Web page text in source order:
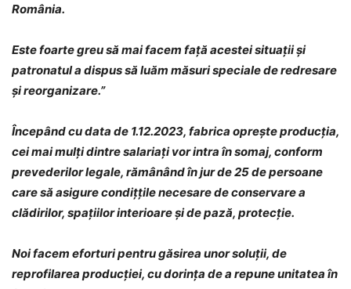
România.
Este foarte greu să mai facem față acestei situații și
patronatul a dispus să luăm măsuri speciale de redresare
și reorganizare.”
Începând cu data de 1.12.2023, fabrica oprește producția,
cei mai mulți dintre salariați vor intra în somaj, conform
prevederilor legale, rămânând în jur de 25 de persoane
care să asigure condițțile necesare de conservare a
clădirilor, spațiilor interioare și de pază, protecție.
Noi facem eforturi pentru găsirea unor soluții, de
reprofilarea producției, cu dorința de a repune unitatea în